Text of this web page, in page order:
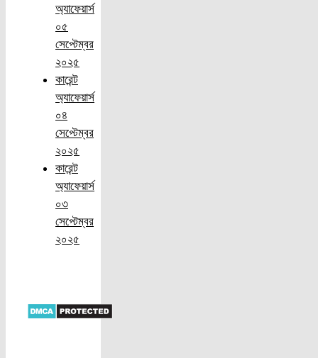
অ্যাফেয়ার্স
০৫
সেপ্টেম্বর
২০২৫
কারেন্ট
অ্যাফেয়ার্স
০৪
সেপ্টেম্বর
২০২৫
কারেন্ট
অ্যাফেয়ার্স
০৩
সেপ্টেম্বর
২০২৫